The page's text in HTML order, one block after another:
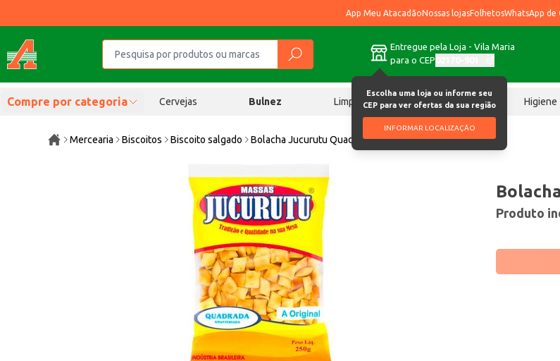
App Meu AtacadãoNossas lojasFolhetosWhatsApp de
Entregue pela Loja - Vila Maria
para o CEP
Escolha uma loja ou informe seu
CEP para ver ofertas da sua região
INFORMAR LOCALIZAÇÃO
Compre por categoria Cervejas Bulnez Limpeza Chocolates Higiene
Mercearia Biscoitos Biscoito salgado Bolacha Jucurutu Quadrada 250g
Produto